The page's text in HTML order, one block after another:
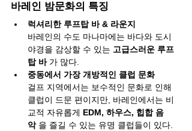
바레인 밤문화의 특징
럭셔리한 루프탑 바 & 라운지
바레인의 수도 마나마에는 바다와 도시
야경을 감상할 수 있는 고급스러운 루프
탑 바 가 많다.
중동에서 가장 개방적인 클럽 문화
걸프 지역에서는 보수적인 문화로 인해
클럽이 드문 편이지만, 바레인에서는 비
교적 자유롭게 EDM, 하우스, 힙합 음
악 을 즐길 수 있는 유명 클럽들이 있다.